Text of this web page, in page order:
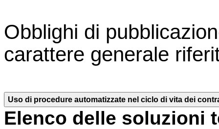
Obblighi di
carattere generale
Uso di procedure automatizzate nel ciclo di vita dei
Elenco delle soluzioni